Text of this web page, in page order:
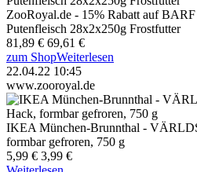
ZooRoyal.de - 15% Rabatt auf
Putenfleisch 28x2x250g Frostfutter
81,89 € 69,61 €
zum ShopWeiterlesen
22.04.22 10:45
www.zooroyal.de
IKEA München-Brunnthal -
formbar gefroren, 750 g
5,99 € 3,99 €